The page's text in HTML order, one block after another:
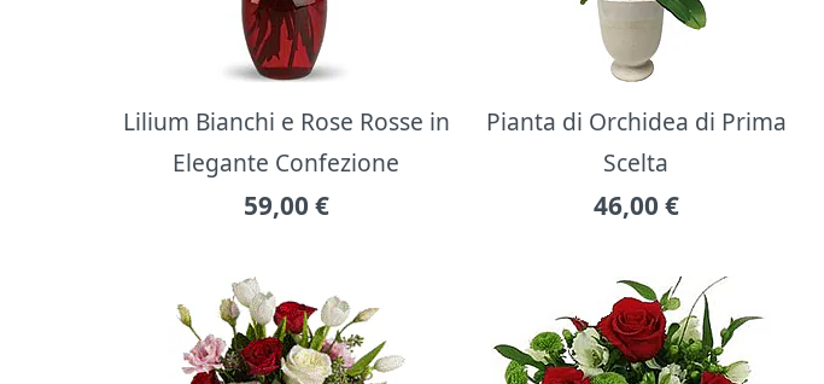
Lilium Bianchi e Rose Rosse in
Elegante Confezione
59,00 €
Pianta di Orchidea di Prima
Scelta
46,00 €